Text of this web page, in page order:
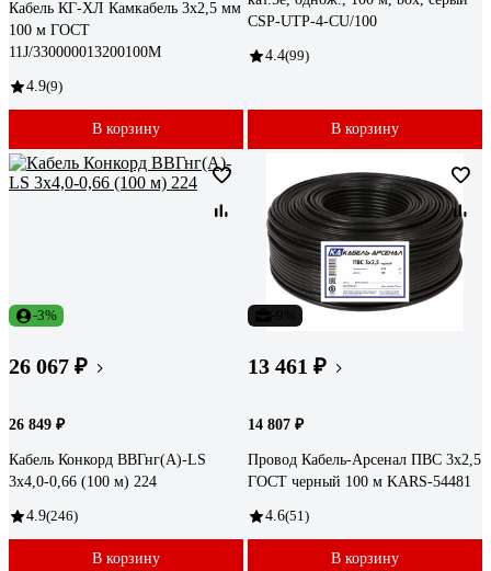
Кабель КГ-ХЛ Камкабель 3x2,5 мм
100 м ГОСТ
11J/330000013200100М
4.9(9)
В корзину
CSP-UTP-4-CU/100
4.4(99)
В корзину
-3%
26 067 ₽
26 849 ₽
Кабель Конкорд ВВГнг(А)-LS
3х4,0-0,66 (100 м) 224
4.9(246)
В корзину
13 461 ₽
14 807 ₽
Провод Кабель-Арсенал ПВС 3x2,5
ГОСТ черный 100 м KARS-54481
4.6(51)
В корзину